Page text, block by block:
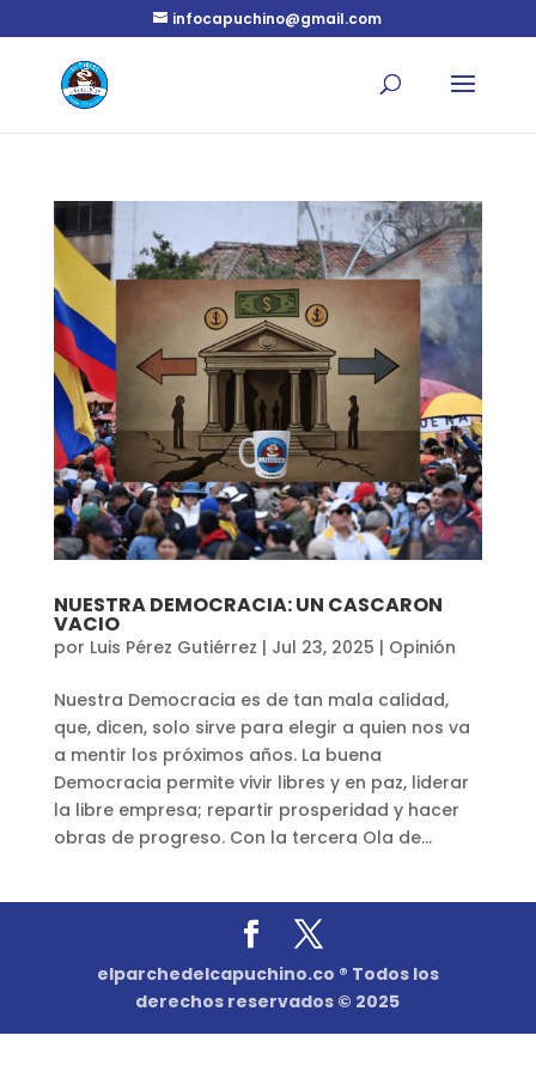
infocapuchino@gmail.com
NUESTRA DEMOCRACIA: UN CASCARON
VACIO
por Luis Pérez Gutiérrez | Jul 23, 2025 | Opinión
Nuestra Democracia es de tan mala calidad,
que, dicen, solo sirve para elegir a quien nos va
a mentir los próximos años. La buena
Democracia permite vivir libres y en paz, liderar
la libre empresa; repartir prosperidad y hacer
obras de progreso. Con la tercera Ola de...
elparchedelcapuchino.co ® Todos los
derechos reservados © 2025